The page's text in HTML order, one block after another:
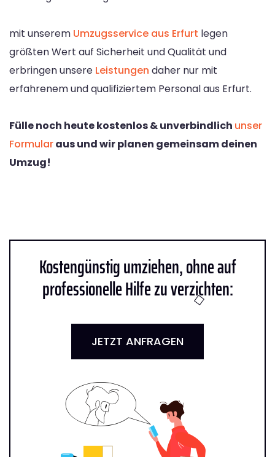
mit unserem Umzugsservice aus Erfurt legen
größten Wert auf Sicherheit und Qualität und
erbringen unsere Leistungen daher nur mit
erfahrenem und qualifiziertem Personal aus Erfurt.
Fülle noch heute kostenlos & unverbindlich unser
Formularaus und wir planen gemeinsam deinen
Umzug!
Kostengünstig umziehen, ohne auf
professionelle Hilfe zu verzichten:
JETZT ANFRAGEN